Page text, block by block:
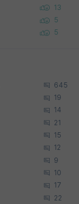
13
5
5
645
19
14
21
15
12
9
10
17
22